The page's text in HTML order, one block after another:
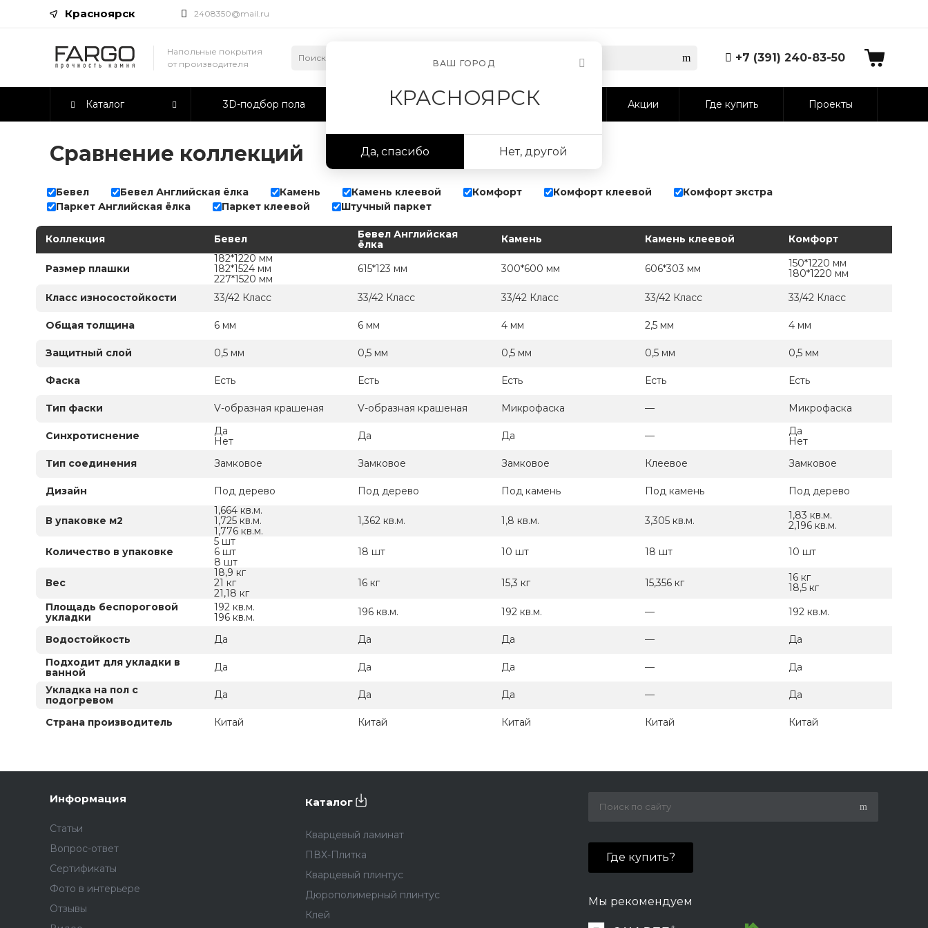
Красноярск
ВАШ ГОРОД
КРАСНОЯРСК
Да, спасибо Нет, другой
2408350@mail.ru
Напольные покрытия
от производителя
+7 (391) 240-83-50
Каталог 3D-подбор пола Сотрудничество Информация Акции Где купить Проекты
Сравнение коллекций
Бевел Бевел Английская ёлка Камень Камень клеевой Комфорт Комфорт клеевой
Комфорт экстра
Паркет Английская ёлка
Паркет клеевой Штучный паркет
Коллекция Бевел
Бевел Английская
ёлка
Камень Камень клеевой Комфорт
Размер плашки
182*1220 мм
182*1524 мм
227*1520 мм
615*123 мм 300*600 мм 606*303 мм
150*1220 мм
180*1220 мм
Класс износостойкости
33/42 Класс 33/42 Класс 33/42 Класс 33/42 Класс 33/42 Класс
Общая толщина 6 мм 6 мм 4 мм 2,5 мм 4 мм
Защитный слой 0,5 мм 0,5 мм 0,5 мм 0,5 мм 0,5 мм
Фаска Есть Есть Есть Есть Есть
Тип фаски V-образная крашеная V-образная крашеная Микрофаска — Микрофаска
Синхротиснение
Да
Нет
Да Да —
Да
Нет
Тип соединения
Замковое Замковое Замковое Клеевое Замковое
Дизайн Под дерево Под дерево Под камень Под камень Под дерево
В упаковке м2
1,664 кв.м.
1,725 кв.м.
1,776 кв.м.
1,362 кв.м. 1,8 кв.м. 3,305 кв.м.
1,83 кв.м.
2,196 кв.м.
Количество в упаковке
5 шт
6 шт
8 шт
18 шт 10 шт 18 шт 10 шт
Вес
18,9 кг
21 кг
21,18 кг
16 кг 15,3 кг 15,356 кг
16 кг
18,5 кг
Площадь беспороговой
укладки
192 кв.м.
196 кв.м.
196 кв.м. 192 кв.м. — 192 кв.м.
Водостойкость Да Да Да —
Да
Подходит для укладки в
ванной
Да Да Да —
Да
Укладка на пол c
подогревом
Да Да Да — Да
Страна производитель Китай Китай Китай Китай Китай
Информация
Статьи
Вопрос-ответ
Сертификаты
Фото в интерьере
Отзывы
Каталог
Кварцевый ламинат
ПВХ-Плитка
Кварцевый плинтус
Дюрополимерный плинтус
Клей
Где купить?
Мы рекомендуем